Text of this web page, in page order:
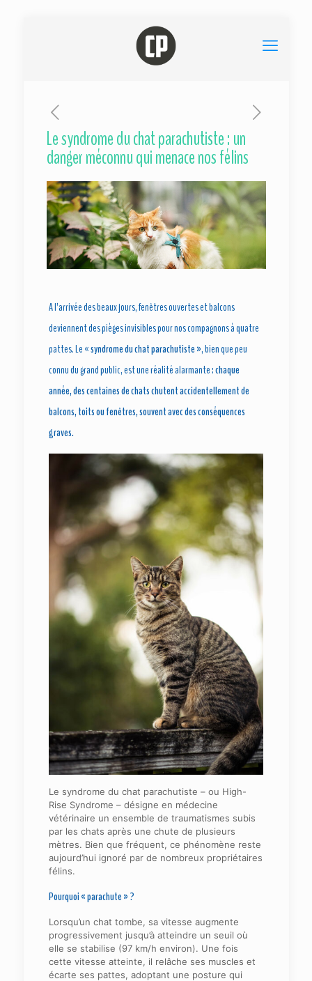
Le syndrome du chat parachutiste : un
danger méconnu qui menace nos félins
A l’arrivée des beaux jours, fenêtres ouvertes et balcons
deviennent des pièges invisibles pour nos compagnons à quatre
pattes. Le «syndrome du chat parachutiste », bien que peu
connu du grand public, est une réalité alarmante :chaque
année, des centaines de chats chutent accidentellement de
balcons, toits ou fenêtres, souvent avec des conséquences
graves.
Le syndrome du chat parachutiste – ou High-
Rise Syndrome – désigne en médecine
vétérinaire un ensemble de traumatismes subis
par les chats après une chute de plusieurs
mètres. Bien que fréquent, ce phénomène reste
aujourd’hui ignoré par de nombreux propriétaires
félins.
Pourquoi « parachute » ?
Lorsqu’un chat tombe, sa vitesse augmente
progressivement jusqu’à atteindre un seuil où
elle se stabilise (97 km/h environ). Une fois
cette vitesse atteinte, il relâche ses muscles et
écarte ses pattes, adoptant une posture qui